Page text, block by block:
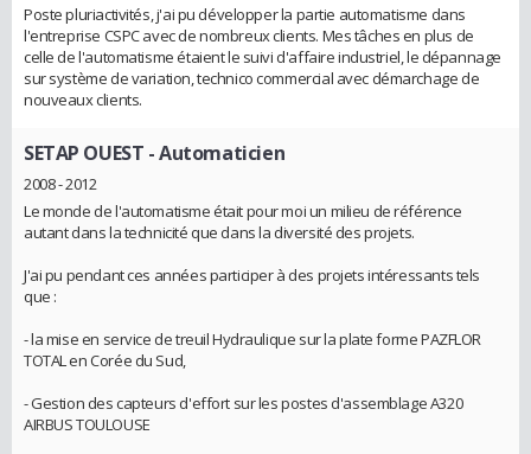
Poste pluriactivités, j'ai pu développer la partie automatisme dans
l'entreprise CSPC avec de nombreux clients. Mes tâches en plus de
celle de l'automatisme étaient le suivi d'affaire industriel, le dépannage
sur système de variation, technico commercial avec démarchage de
nouveaux clients.
SETAP OUEST - Automaticien
2008 - 2012
Le monde de l'automatisme était pour moi un milieu de référence
autant dans la technicité que dans la diversité des projets.
J'ai pu pendant ces années participer à des projets intéressants tels
que :
- la mise en service de treuil Hydraulique sur la plate forme PAZFLOR
TOTAL en Corée du Sud,
- Gestion des capteurs d'effort sur les postes d'assemblage A320
AIRBUS TOULOUSE